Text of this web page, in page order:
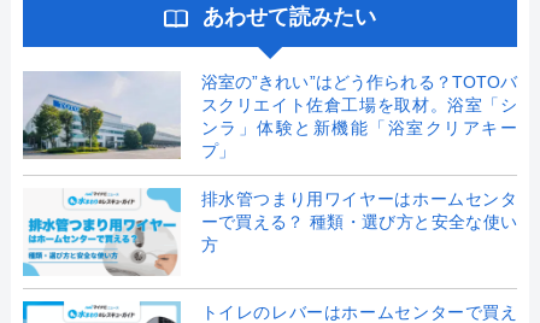
あわせて読みたい
浴室の”きれい”はどう作られる？TOTOバ
スクリエイト佐倉工場を取材。浴室「シ
ンラ」体験と新機能「浴室クリアキー
プ」
排水管つまり用ワイヤーはホームセンタ
ーで買える？ 種類・選び方と安全な使い
方
トイレのレバーはホームセンターで買え